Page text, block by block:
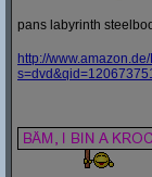
pans labyrinth
http://www.amazon.de/
s=dvd&